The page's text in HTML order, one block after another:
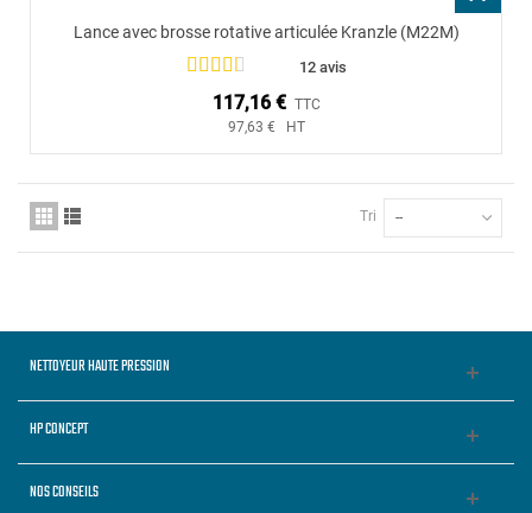
Lance avec brosse rotative articulée Kranzle (M22M)
12 avis
117,16 € TTC
97,63 € HT
Tri --
NETTOYEUR HAUTE PRESSION
HP CONCEPT
NOS CONSEILS